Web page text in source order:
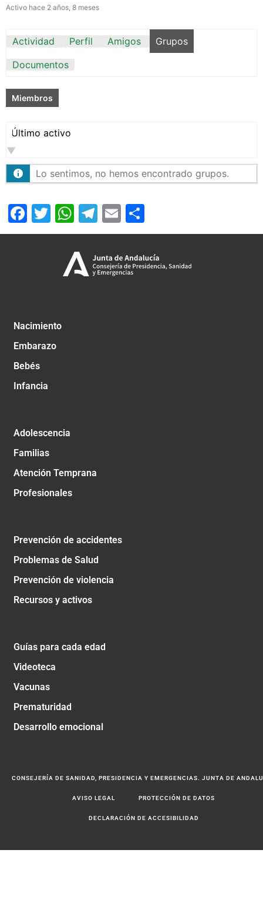
Activo hace 2 años, 8 meses
Actividad Perfil Amigos
Grupos
Documentos
Miembros
Ordenar
por:
Lo sentimos, no hemos encontrado grupos.
Facebook
Twitter
WhatsApp
Telegram
Email
Nacimiento
Embarazo
Bebés
Infancia
Adolescencia
Familias
Atención Temprana
Profesionales
Prevención de accidentes
Problemas de Salud
Prevención de violencia
Recursos y activos
Guías para cada edad
Videoteca
Vacunas
Prematuridad
Desarrollo emocional
CONSEJERÍA DE SANIDAD, PRESIDENCIA Y EMERGENCIAS. JUNTA DE
AVISO LEGAL PROTECCIÓN DE DATOS
DECLARACIÓN DE ACCESIBILIDAD